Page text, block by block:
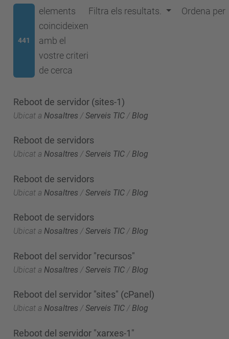
441
elements
coincideixen
amb el
vostre criteri
de cerca
Filtra els resultats. Ordena per
Reboot de servidor (sites-1)
Ubicat a Nosaltres /Serveis TIC / Blog
Reboot de servidors
Ubicat a Nosaltres /Serveis TIC /Blog
Reboot de servidors
Ubicat a Nosaltres /Serveis TIC / Blog
Reboot de servidors
Ubicat a Nosaltres /Serveis TIC /Blog
Reboot del servidor "recursos"
Ubicat a Nosaltres /Serveis TIC / Blog
Reboot del servidor "sites" (cPanel)
Ubicat a Nosaltres /Serveis TIC /Blog
Reboot del servidor "xarxes-1"